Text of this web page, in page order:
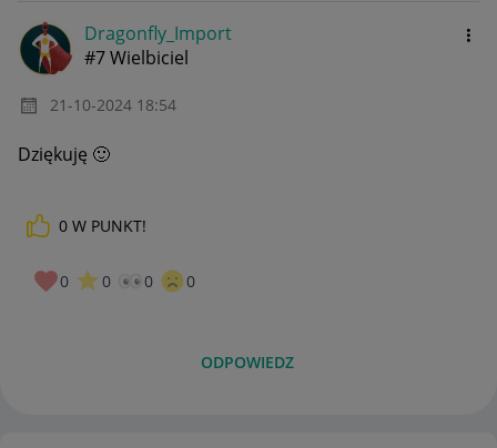
Dragonfly_Import
#7 Wielbiciel
‎21-10-2024 18:54
Dziękuję 🙂
0 W PUNKT!
0 0 0 0
ODPOWIEDZ